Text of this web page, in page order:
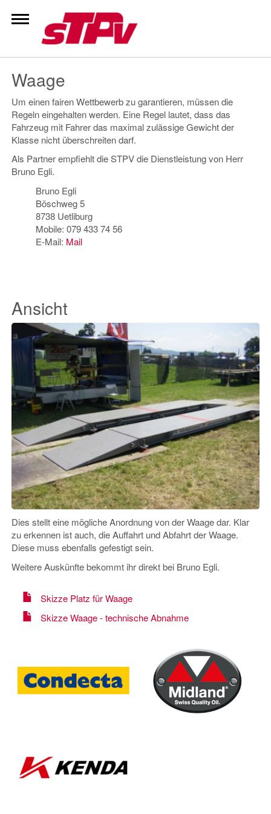
Inhalt
Waage
Um einen fairen Wettbewerb zu garantieren, müssen die
Regeln eingehalten werden. Eine Regel lautet, dass das
Fahrzeug mit Fahrer das maximal zulässige Gewicht der
Klasse nicht überschreiten darf.
Als Partner empfiehlt die STPV die Dienstleistung von Herr
Bruno Egli.
Bruno Egli
Böschweg 5
8738 Uetliburg
Mobile: 079 433 74 56
E-Mail: Mail
Ansicht
Dies stellt eine mögliche Anordnung von der Waage dar. Klar
zu erkennen ist auch, die Auffahrt und Abfahrt der Waage.
Diese muss ebenfalls gefestigt sein.
Weitere Auskünfte bekommt ihr direkt bei Bruno Egli.
Skizze Platz für Waage
Skizze Waage - technische Abnahme